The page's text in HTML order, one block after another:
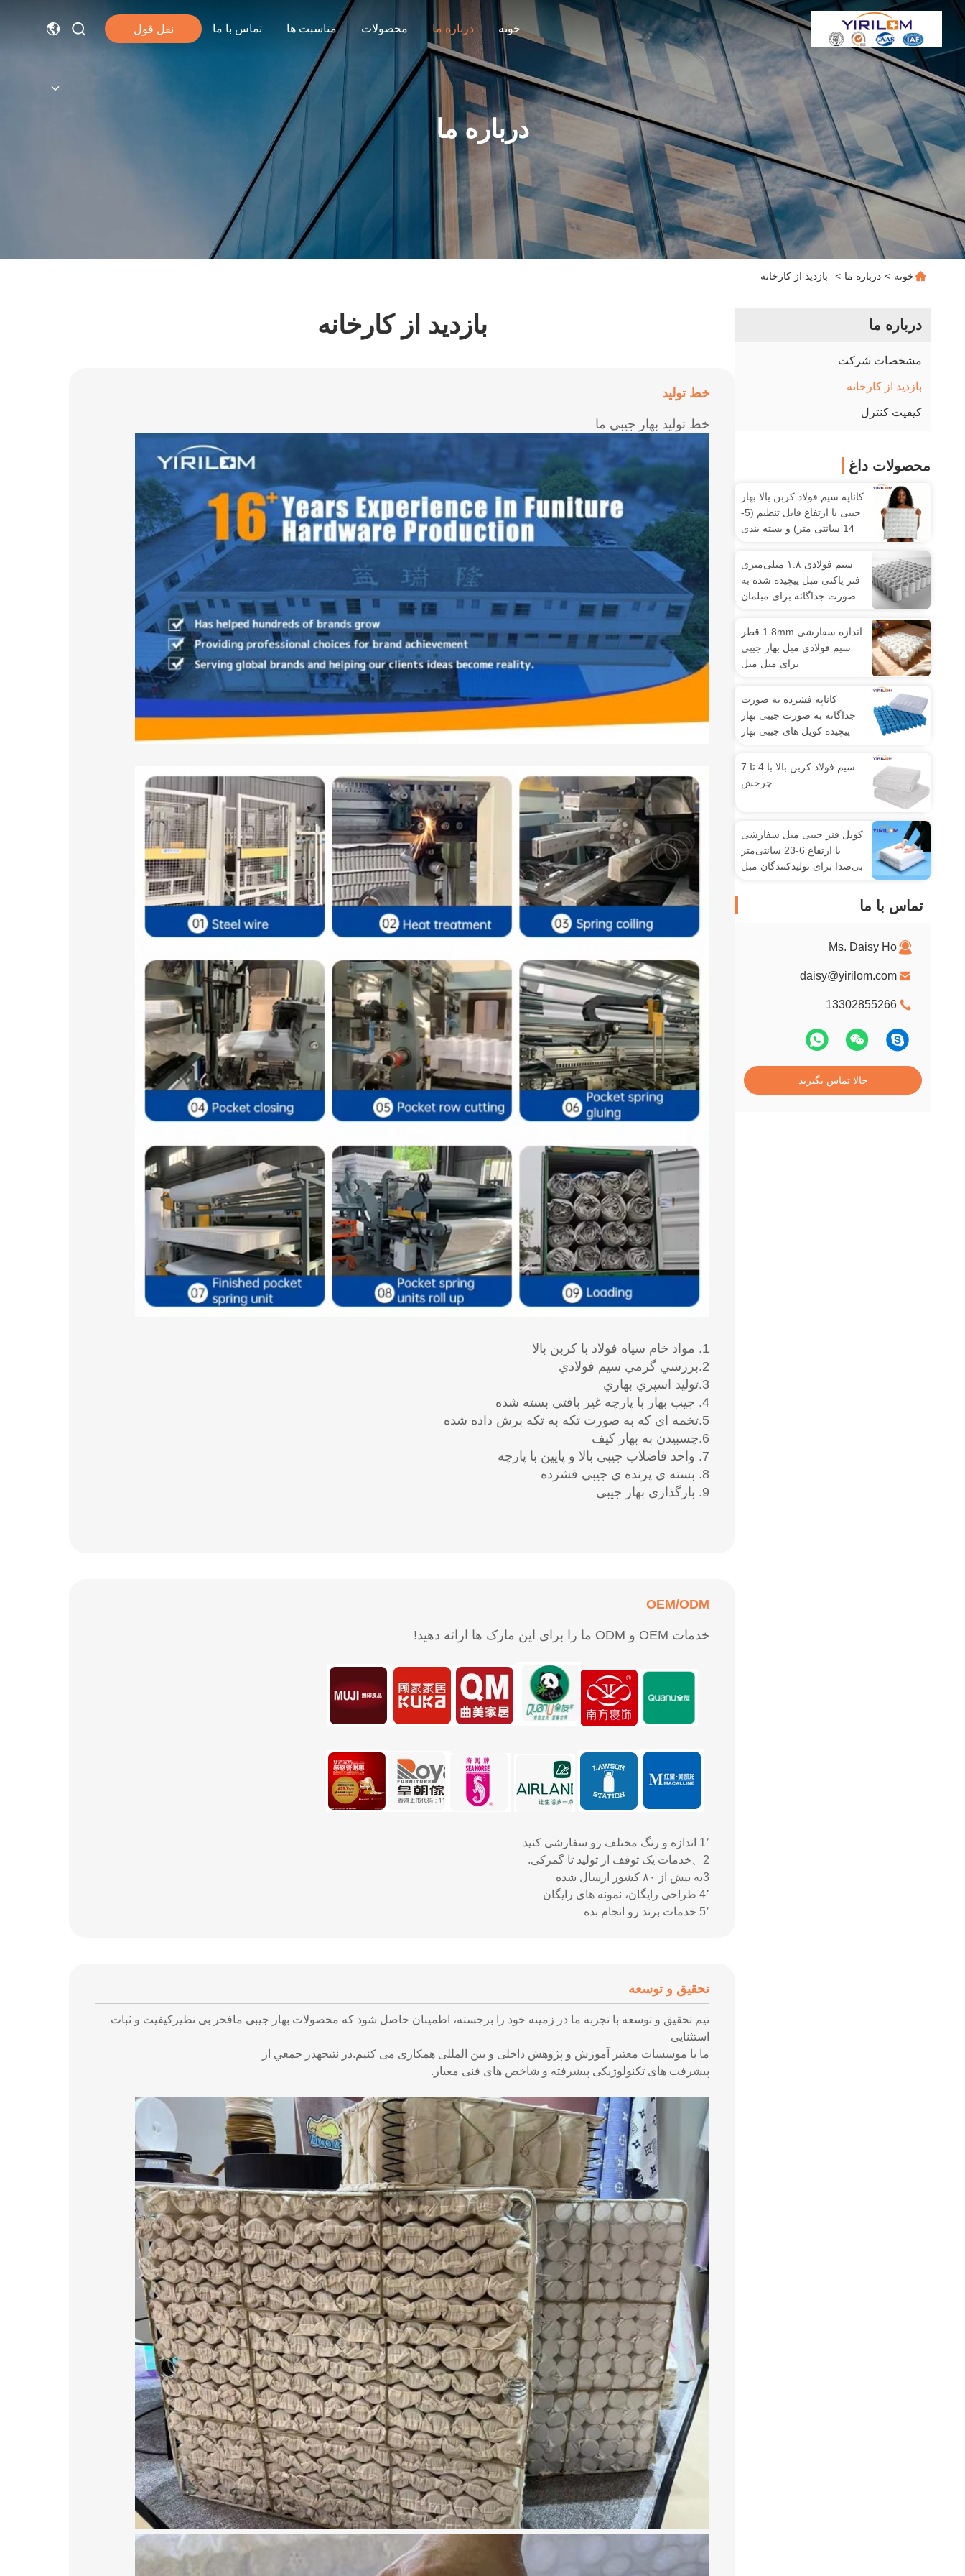
خونه درباره ما محصولات مناسبت ها تماس با ما نقل قول
درباره ما
خونه > درباره ما > بازدید از کارخانه
درباره ما
مشخصات شرکت
بازدید از کارخانه
کیفیت کنترل
محصولات داغ
کاناپه سیم فولاد کربن بالا بهار
جیبی با ارتفاع قابل تنظیم (5-
14 سانتی متر) و بسته بندی
سیم فولادی ۱.۸ میلی‌متری
فنر پاکتی مبل پیچیده شده به
صورت جداگانه برای مبلمان
اندازه سفارشی 1.8mm قطر
سیم فولادی مبل بهار جیبی
برای مبل مبل
کاناپه فشرده به صورت
جداگانه به صورت جیبی بهار
پیچیده کویل های جیبی بهار
سیم فولاد کربن بالا با 4 تا 7
چرخش
کویل فنر جیبی مبل سفارشی
با ارتفاع 6-23 سانتی‌متر
بی‌صدا برای تولیدکنندگان مبل
تماس با ما
Ms. Daisy Ho
daisy@yirilom.com
13302855266
حالا تماس بگیرید
بازدید از کارخانه
خط تولید
خط توليد بهار جيبي ما
1. مواد خام سياه فولاد با کربن بالا
2.بررسي گرمي سيم فولادي
3.توليد اسپري بهاري
4. جيب بهار با پارچه غير بافتي بسته شده
5.تخمه اي که به صورت تکه به تکه برش داده شده
6.چسبيدن به بهار کيف
7. واحد فاضلاب جیبی بالا و پایین با پارچه
8. بسته ي پرنده ي جيبي فشرده
9. بارگذاری بهار جیبی
OEM/ODM
خدمات OEM و ODM ما را برای این مارک ها ارائه دهید!
1٬ اندازه و رنگ مختلف رو سفارشی کنید
2、خدمات یک توقف از تولید تا گمرکی.
3به بیش از ۸۰ کشور ارسال شده
4٬ طراحی رایگان، نمونه های رایگان
5٬ خدمات برند رو انجام بده
تحقیق و توسعه
تیم تحقیق و توسعه با تجربه ما در زمینه خود را برجسته، اطمینان حاصل شود که محصولات بهار جیبی مافخر بی نظیر کیفیت و ثبات
استثنایی
ما با موسسات معتبر آموزش و پژوهش داخلی و بین المللی همکاری می کنیم.در نتیجهدر جمعي از
پیشرفت های تکنولوژیکی پیشرفته و شاخص های فنی معیار.